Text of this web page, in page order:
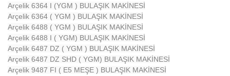
Arçelik 6364 I (YGM ) BULAŞIK MAKİNESİ
Arçelik 6364 ( YGM ) BULAŞIK MAKİNESİ
Arçelik 6488 ( YGM ) BULAŞIK MAKİNESİ
Arçelik 6488 I ( YGM) BULAŞIK MAKİNESİ
Arçelik 6487 DZ ( YGM ) BULAŞIK MAKİNESİ
Arçelik 6487 DZ SHD ( YGM) BULAŞIK MAKİNESİ
Arçelik 9487 FI ( E5 MEŞE ) BULAŞIK MAKİNESİ